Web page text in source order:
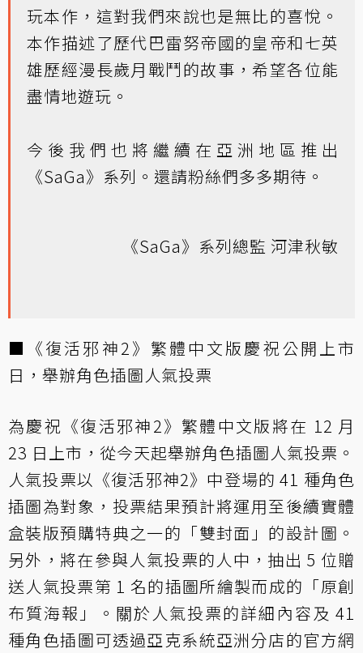
玩本作，這對我們來說也是無比的喜悅。
本作描述了歷代巴雷努帝國的皇帝和七英
雄歷經漫長歲月戰鬥的故事，希望各位能
盡情地遊玩。
今後我們也將繼續在亞洲地區推出
《SaGa》系列。還請粉絲們多多期待。
《SaGa》系列總監 河津秋敏
■《復活邪神2》繁體中文版慶祝公開上市
日，舉辦角色插圖人氣投票
為慶祝《復活邪神2》繁體中文版將在 12 月
23 日上市，從今天起舉辦角色插圖人氣投票。
人氣投票以《復活邪神2》中登場的 41 種角色
插圖為對象，投票結果預計將運用至後續實體
盒裝版預購特典之一的「雙封面」的設計圖。
另外，將在參與人氣投票的人中，抽出 5 位贈
送人氣投票第 1 名的插圖所繪製而成的「原創
布質海報」。關於人氣投票的詳細內容及 41
種角色插圖可透過亞克系統亞洲分店的官方網